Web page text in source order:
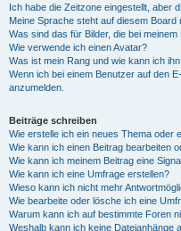
Ich habe die Zeitzone eingestellt, aber
Meine Sprache steht auf diesem Board
Was sind das für Bilder, die bei
Wie verwende ich einen Avatar?
Was ist mein Rang und wie kann ich
Wenn ich bei einem Benutzer auf den
anzumelden.
Beiträge schreiben
Wie erstelle ich ein neues Thema oder
Wie kann ich einen Beitrag bearbeiten
Wie kann ich meinem Beitrag eine
Wie kann ich eine Umfrage erstellen?
Wieso kann ich nicht mehr
Wie bearbeite oder lösche ich eine
Warum kann ich auf bestimmte Foren
Weshalb kann ich keine Dateianhänge